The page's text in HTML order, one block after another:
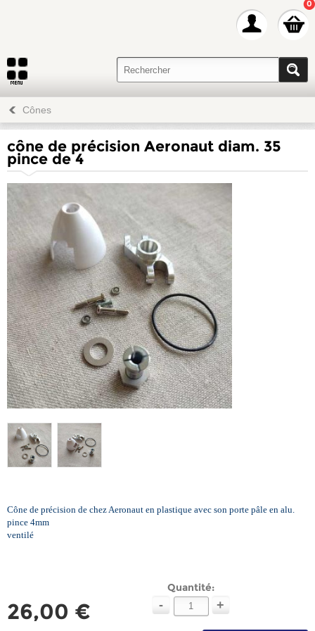
0
Cônes
cône de précision Aeronaut diam. 35
pince de 4
Cône de précision de chez Aeronaut en plastique avec son porte pâle en alu.
pince 4mm
ventilé
26,00 €
Quantité:
- +